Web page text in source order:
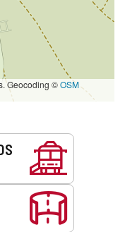
Geocoding ©OSM